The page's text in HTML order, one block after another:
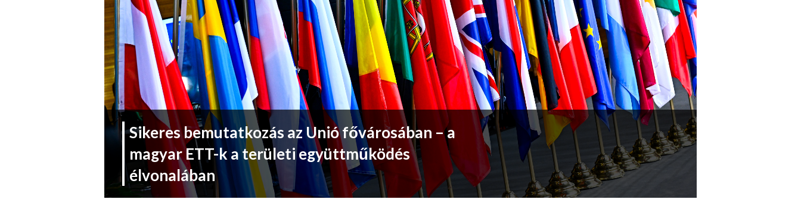
Sikeres bemutatkozás az Unió fővárosában – a
magyar ETT-k a területi együttműködés
élvonalában